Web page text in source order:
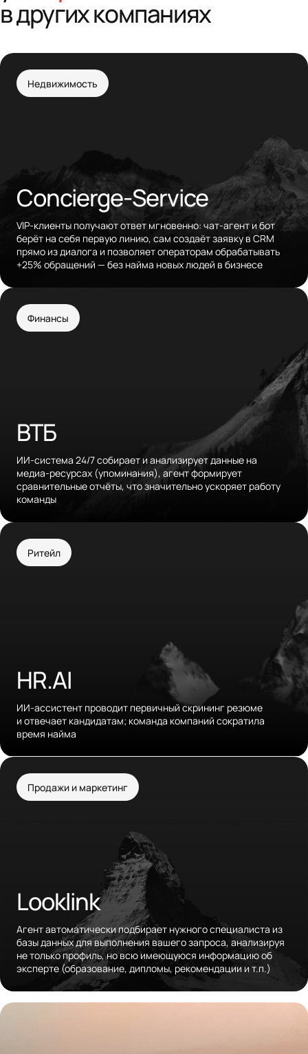
в других компаниях
Недвижимость
Concierge-Service
VIP-клиенты получают ответ мгновенно: чат-агент и бот
берёт на себя первую линию, сам создаёт заявку в CRM
прямо из диалога и позволяет операторам обрабатывать
+25% обращений — без найма новых людей в бизнесе
Финансы
ВТБ
ИИ-система 24/7 собирает и анализирует данные на
медиа-ресурсах (упоминания), агент формирует
сравнительные отчёты, что значительно ускоряет работу
команды
Ритейл
HR.AI
ИИ-ассистент проводит первичный скрининг резюме
и отвечает кандидатам; команда компаний сократила
время найма
Продажи и маркетинг
Looklink
Агент автоматически подбирает нужного специалиста из
базы данных для выполнения вашего запроса, анализируя
не только профиль, но всю имеющуюся информацию об
эксперте (образование, дипломы, рекомендации и т.п.)